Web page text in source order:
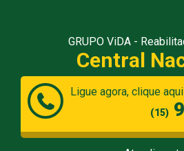
GRUPO ViDA -
Central
Ligue agora, clique aqui
(15)